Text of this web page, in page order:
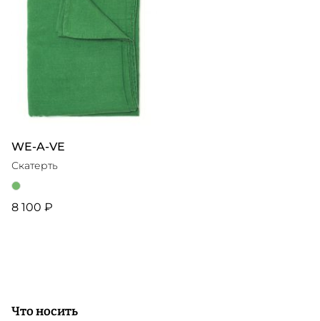
WE-A-VE
Скатерть
8 100 ₽
Что носить